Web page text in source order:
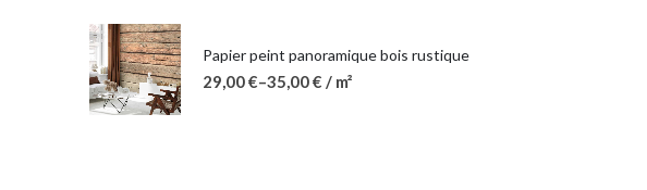
Papier peint panoramique bois rustique
29,00€–35,00€ / m²